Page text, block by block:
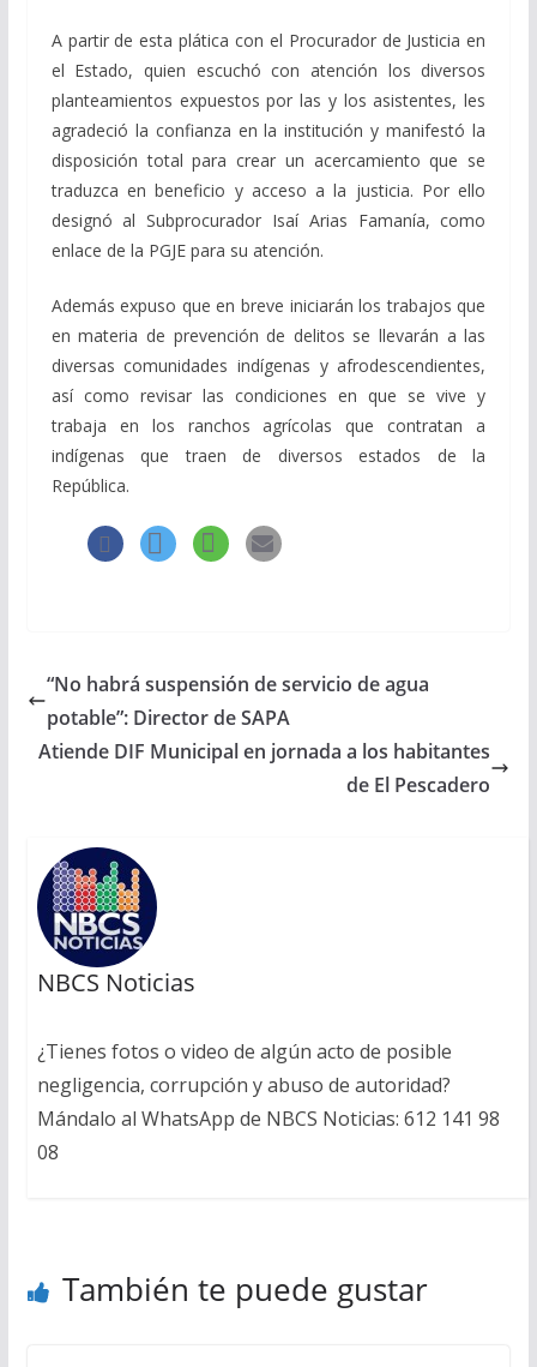
A partir de esta plática con el Procurador de Justicia en
el Estado, quien escuchó con atención los diversos
planteamientos expuestos por las y los asistentes, les
agradeció la confianza en la institución y manifestó la
disposición total para crear un acercamiento que se
traduzca en beneficio y acceso a la justicia. Por ello
designó al Subprocurador Isaí Arias Famanía, como
enlace de la PGJE para su atención.
Además expuso que en breve iniciarán los trabajos que
en materia de prevención de delitos se llevarán a las
diversas comunidades indígenas y afrodescendientes,
así como revisar las condiciones en que se vive y
trabaja en los ranchos agrícolas que contratan a
indígenas que traen de diversos estados de la
República.
“No habrá suspensión de servicio de agua
potable”: Director de SAPA
Atiende DIF Municipal en jornada a los habitantes
de El Pescadero
NBCS Noticias
¿Tienes fotos o video de algún acto de posible
negligencia, corrupción y abuso de autoridad?
Mándalo al WhatsApp de NBCS Noticias: 612 141 98
08
También te puede gustar